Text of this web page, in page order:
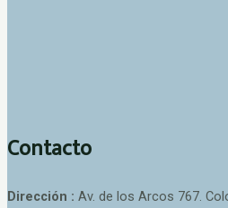
Contacto
Dirección : Av. de los Arcos 767.